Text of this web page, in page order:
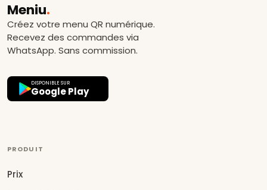
Meniu.
Créez votre menu QR numérique.
Recevez des commandes via
WhatsApp. Sans commission.
DISPONIBLE SUR
Google Play
PRODUIT
Prix